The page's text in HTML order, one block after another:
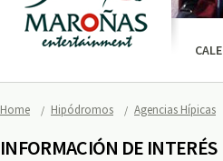
Home Hipódromos Agencias Hípicas
INFORMACIÓN DE INTERÉS